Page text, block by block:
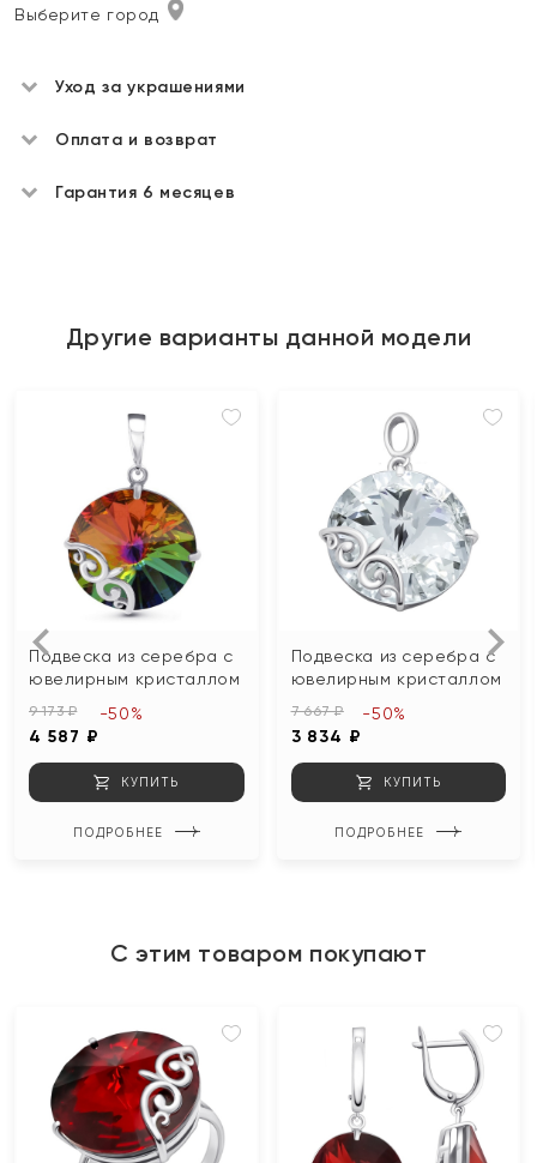
Выберите город
Уход за украшениями
Оплата и возврат
Гарантия 6 месяцев
Другие варианты данной модели
Подвеска из серебра с
ювелирным кристаллом
9 173 ₽
4 587 ₽
-50%
КУПИТЬ
ПОДРОБНЕЕ
Подвеска из серебра с
ювелирным кристаллом
7 667 ₽
3 834 ₽
-50%
КУПИТЬ
ПОДРОБНЕЕ
С этим товаром покупают